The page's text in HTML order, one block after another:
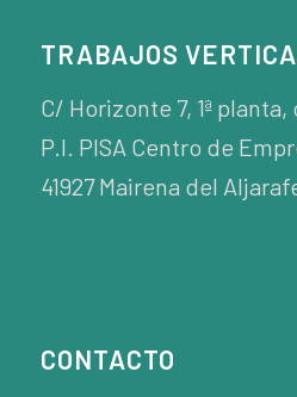
TRABAJOS
C/ Horizonte 7, 1ª planta,
P.I. PISA Centro de
41927 Mairena del
CONTACTO